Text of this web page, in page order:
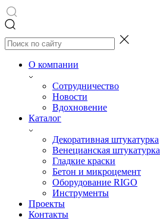
О компании
Сотрудничество
Новости
Вдохновение
Каталог
Декоративная штукатурка
Венецианская штукатурка
Гладкие краски
Бетон и микроцемент
Оборудование RIGO
Инструменты
Проекты
Контакты